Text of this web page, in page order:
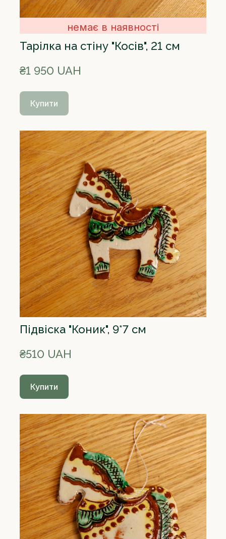
немає в наявності
Тарілка на стіну "Косів", 21 см
₴1 950 UAH
Купити
Підвіска "Коник", 9*7 см
₴510 UAH
Купити